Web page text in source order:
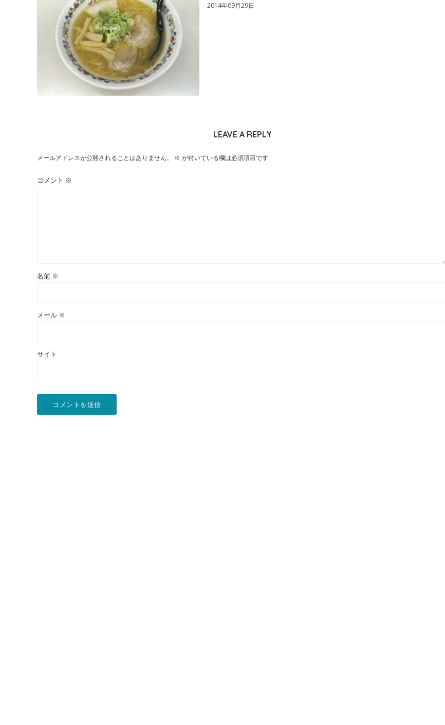
2014年09月29日
LEAVE A REPLY
メールアドレスが公開されることはありません。 ※ が付いている欄は必須項目です
コメント ※
名前 ※
メール ※
サイト